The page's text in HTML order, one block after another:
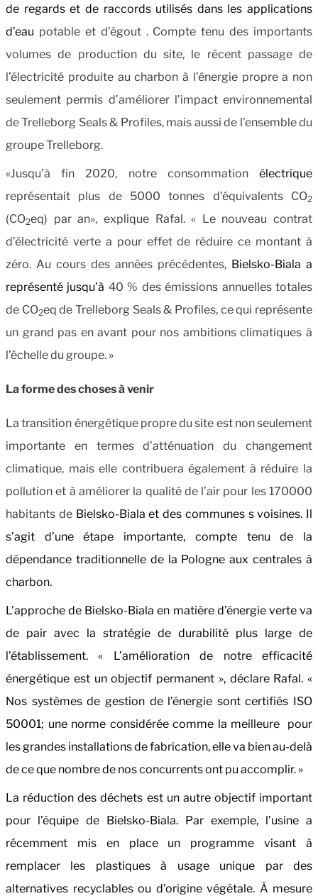
de regards et de raccords utilisés dans les applications
d’eau potable et d’égout . Compte tenu des importants
volumes de production du site, le récent passage de
l’électricité produite au charbon à l’énergie propre a non
seulement permis d’améliorer l’impact environnemental
de Trelleborg Seals & Profiles, mais aussi de l’ensemble du
groupe Trelleborg.
«Jusqu’à fin 2020, notre consommation électrique
représentait plus de 5000 tonnes d’équivalents CO2
(CO2eq) par an», explique Rafal. « Le nouveau contrat
d’électricité verte a pour effet de réduire ce montant à
zéro. Au cours des années précédentes, Bielsko-Biala a
représenté jusqu’à 40 % des émissions annuelles totales
de CO2eq de Trelleborg Seals & Profiles, cequi représente
un grand pas en avant pour nos ambitions climatiques à
l’échelle du groupe. »
La forme des choses à venir
La transition énergétique propre du site est non seulement
importante en termes d’atténuation du changement
climatique, mais elle contribuera également à réduire la
pollution et à améliorer la qualité de l’air pour les 170000
habitants de Bielsko-Biala et des communes s voisines. Il
s’agit d’une étape importante, compte tenu de la
dépendance traditionnelle de la Pologne aux centrales à
charbon.
L’approche de Bielsko-Biala en matière d’énergie verte va
de pair avec la stratégie de durabilité plus large de
l’établissement. « L’amélioration de notre efficacité
énergétique est un objectif permanent », déclare Rafal. «
Nos systèmes de gestion de l’énergie sont certifiés ISO
50001; une norme considérée comme la meilleure pour
les grandes installations de fabrication, elle va bien au-delà
de ce que nombre de nos concurrents ont pu accomplir. »
La réduction des déchets est un autre objectif important
pour l’équipe de Bielsko-Biala. Par exemple, l’usine a
récemment mis en place un programme visant à
remplacer les plastiques à usage unique par des
alternatives recyclables ou d’origine végétale. À mesure